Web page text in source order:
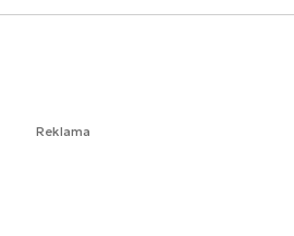
Reklama